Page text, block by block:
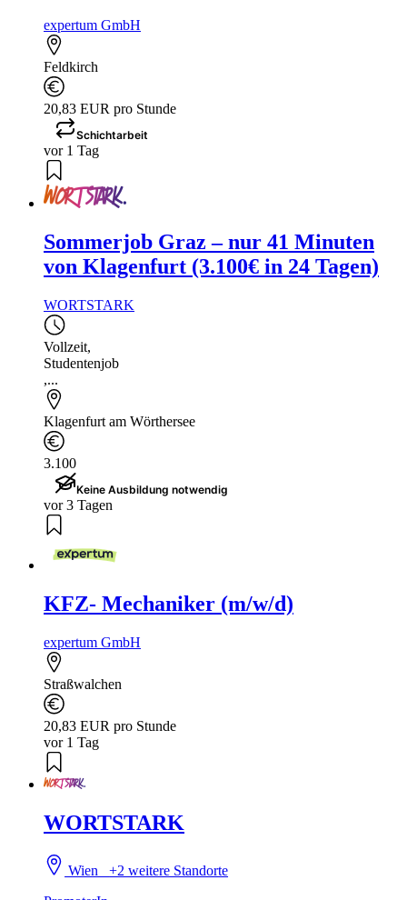
expertum GmbH
Feldkirch
20,83 EUR pro Stunde
Schichtarbeit
vor 1 Tag
Sommerjob Graz – nur 41 Minuten
von Klagenfurt (3.100€ in 24 Tagen)
WORTSTARK
Vollzeit,
Studentenjob
,...
Klagenfurt am Wörthersee
3.100
Keine Ausbildung notwendig
vor 3 Tagen
KFZ- Mechaniker (m/w/d)
expertum GmbH
Straßwalchen
20,83 EUR pro Stunde
vor 1 Tag
WORTSTARK
Wien+2 weitere Standorte